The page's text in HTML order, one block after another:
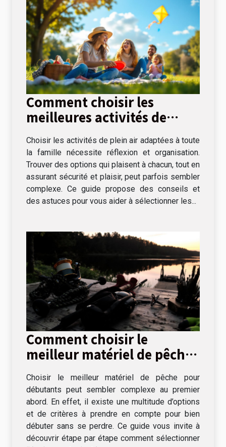
Comment choisir les
meilleures activités de
famille
Choisir les activités de plein air adaptées à toute
la famille nécessite réflexion et organisation.
Trouver des options qui plaisent à chacun, tout en
assurant sécurité et plaisir, peut parfois sembler
complexe. Ce guide propose des conseils et
des astuces pour vous aider à sélectionner les...
Comment choisir le
meilleur matériel de pêche
Choisir le meilleur matériel de pêche pour
débutants peut sembler complexe au premier
abord. En effet, il existe une multitude d’options
et de critères à prendre en compte pour bien
débuter sans se perdre. Ce guide vous invite à
découvrir étape par étape comment sélectionner